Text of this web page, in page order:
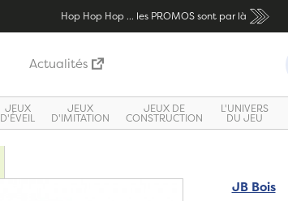
Hop Hop Hop ... les PROMOS sont par là
Actualités
JEUX
D'ÉVEIL
JEUX
D'IMITATION
JEUX DE
CONSTRUCTION
L'UNIVERS
DU JEU
JB Bois